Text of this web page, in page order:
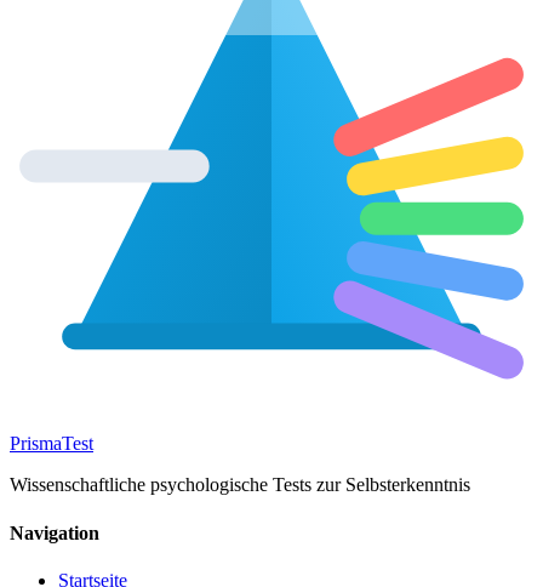
PrismaTest
Wissenschaftliche psychologische Tests zur Selbsterkenntnis
Navigation
Startseite